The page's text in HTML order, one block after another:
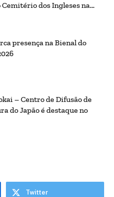
dos Ingleses na
presença na Bienal do
– Centro de Difusão de
do Japão é destaque no
Twitter